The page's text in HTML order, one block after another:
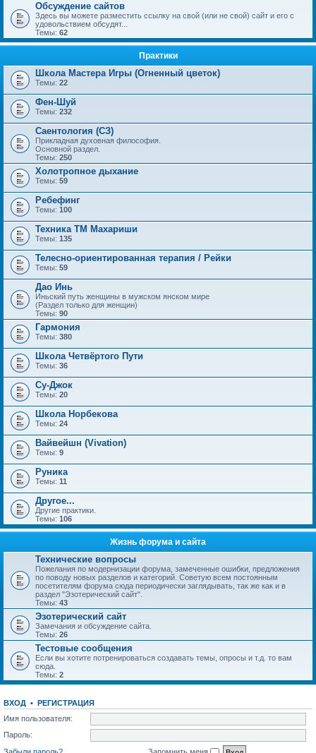
Обсуждение сайтов
Здесь вы можете разместить ссылку на свой (или не свой) сайт и его с
удовольствием обсудят...
Темы: 62
Практики
Школа Мастера Игры (Огненный цветок)
Темы: 22
Фен-Шуй
Темы: 232
Саентология (СЗ)
Прикладная духовная философия.
Основной раздел.
Темы: 250
Холотропное дыхание
Темы: 59
Ребефинг
Темы: 100
Техника ТМ Махариши
Темы: 135
Телесно-ориентированная терапия / Рейки
Темы: 59
Дао Инь
Иньский путь женщины в мужском янском мире
(Раздел только для женщин)
Темы: 90
Гармония
Темы: 380
Школа Четвёртого Пути
Темы: 36
Су-Джок
Темы: 20
Школа Норбекова
Темы: 24
Вайвейшн (Vivation)
Темы: 9
Руника
Темы: 11
Другое...
Другие практики.
Темы: 106
Жизнь форума и сайта
Технические вопросы
Пожелания по модернизации форума, замеченные ошибки, предложения
по поводу новых разделов и категорий. Советую всем постоянным
посетителям форума сюда периодически заглядывать, так же как и в
раздел "Эзотерический сайт".
Темы: 43
Эзотерический сайт
Замечания и обсуждение сайта.
Темы: 26
Тестовые сообщения
Если вы хотите потренироваться создавать темы, опросы и т.д. то вам
сюда.
Темы: 2
ВХОД • РЕГИСТРАЦИЯ
Имя пользователя:
Пароль: